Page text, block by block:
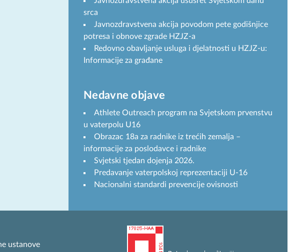
srca
Javnozdravstvena akcija povodom pete godišnjice
potresa i obnove zgrade HZJZ-a
Redovno obavljanje usluga i djelatnosti u HZJZ-u:
Informacije za građane
Nedavne objave
Athlete Outreach program na Svjetskom prvenstvu
u vaterpolu U16
Obrazac 18a za radnike iz trećih zemalja –
informacije za poslodavce i radnike
Svjetski tjedan dojenja 2026.
Predavanje vaterpolskoj reprezentaciji U-16
Nacionalni standardi prevencije ovisnosti
ustanove